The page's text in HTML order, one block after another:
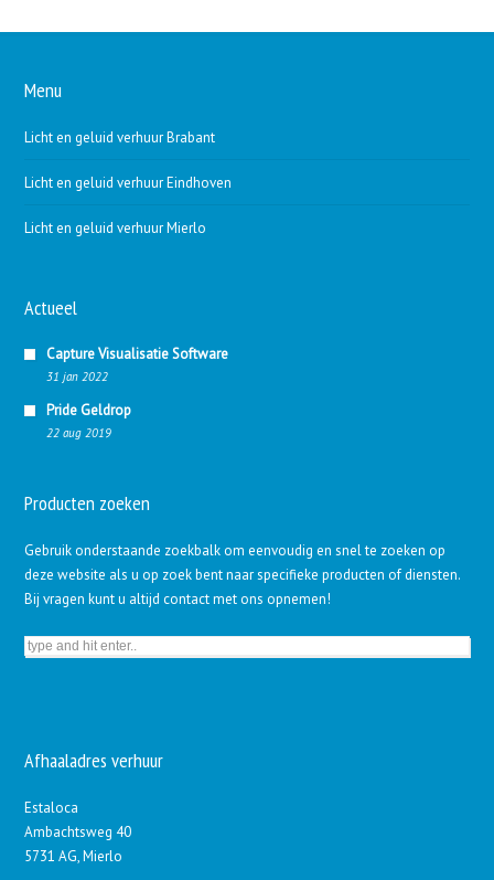
Menu
Licht en geluid verhuur Brabant
Licht en geluid verhuur Eindhoven
Licht en geluid verhuur Mierlo
Actueel
Capture Visualisatie Software
31 jan 2022
Pride Geldrop
22 aug 2019
Producten zoeken
Gebruik onderstaande zoekbalk om eenvoudig en snel te zoeken op
deze website als u op zoek bent naar specifieke producten of diensten.
Bij vragen kunt u altijd contact met ons opnemen!
Afhaaladres verhuur
Estaloca
Ambachtsweg 40
5731 AG, Mierlo